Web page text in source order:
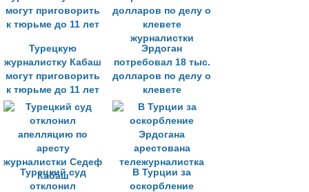
Турецкую
журналистку Кабаш
могут приговорить
к тюрьме до 11 лет
Эрдоган
потребовал 18 тыс.
долларов по делу о
клевете
журналистки
Турецкий суд
отклонил
В Турции за
оскорбление